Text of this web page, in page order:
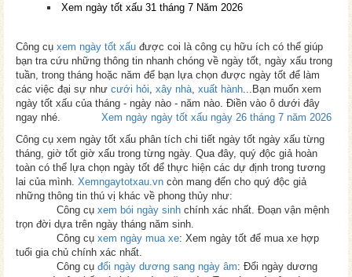
Xem ngày tốt xấu 31 tháng 7 Năm 2026
Công cụ xem ngày tốt xấu được coi là công cụ hữu ích có thể giúp
bạn tra cứu những thông tin nhanh chóng về ngày tốt, ngày xấu trong
tuần, trong tháng hoặc năm để bạn lựa chọn được ngày tốt để làm
các việc đại sự như cưới hỏi, xây nhà, xuất hành...Bạn muốn xem
ngày tốt xấu của tháng - ngày nào - năm nào. Điền vào ô dưới đây
ngay nhé.
Xem ngày ngày tốt xấu ngày 26 tháng 7 năm 2026
Công cụ xem ngày tốt xấu phân tích chi tiết ngày tốt ngày xấu từng
tháng, giờ tốt giờ xấu trong từng ngày. Qua đây, quý độc giả hoàn
toàn có thể lựa chọn ngày tốt để thực hiện các dự định trong tương
lai của mình. Xemngaytotxau.vn còn mang đến cho quý độc giả
những thông tin thú vị khác về phong thủy như:
Công cụ xem bói ngày sinh chính xác nhất. Đoạn vận mệnh
trọn đời dựa trên ngày tháng năm sinh.
Công cụ xem ngày mua xe: Xem ngày tốt để mua xe hợp
tuổi gia chủ chính xác nhất.
Công cụ đổi ngày dương sang ngày âm: Đổi ngày dương